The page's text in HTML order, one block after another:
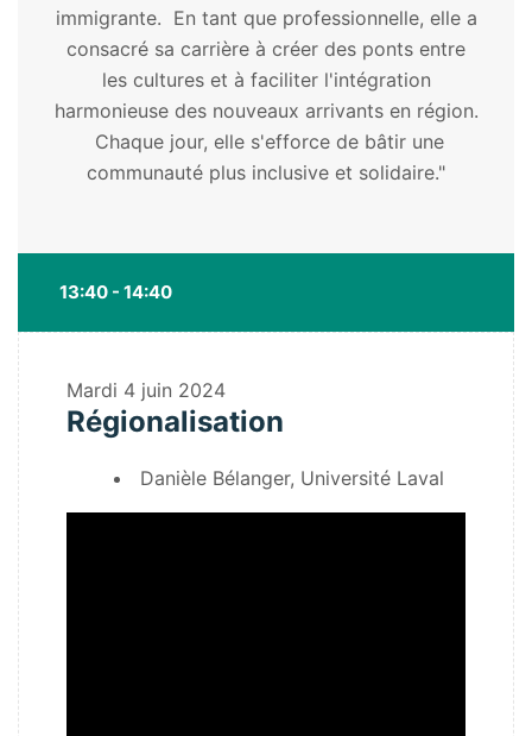
immigrante. En tant que professionnelle, elle a
consacré sa carrière à créer des ponts entre
les cultures et à faciliter l'intégration
harmonieuse des nouveaux arrivants en région.
Chaque jour, elle s'efforce de bâtir une
communauté plus inclusive et solidaire."
13:40 - 14:40
Mardi 4 juin 2024
Régionalisation
Danièle Bélanger, Université Laval